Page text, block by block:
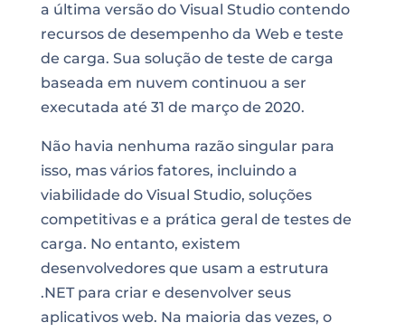
a última versão do Visual Studio contendo
recursos de desempenho da Webe teste
de carga. Sua solução de teste de carga
baseada em nuvem continuou a ser
executada até 31 de março de 2020.
Não havia nenhuma razão singular para
isso, mas vários fatores, incluindo a
viabilidade do Visual Studio, soluções
competitivas e a prática geral de testes de
carga. No entanto, existem
desenvolvedores que usam a estrutura
.NET para criar e desenvolver seus
aplicativos web. Na maioria das vezes, o